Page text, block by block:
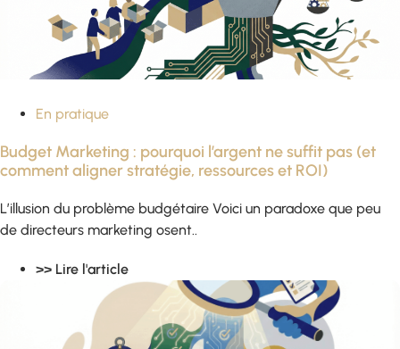
En pratique
Budget Marketing : pourquoi l’argent ne suffit pas (et
comment aligner stratégie, ressources et ROI)
L’illusion du problème budgétaire Voici un paradoxe que peu
de directeurs marketing osent..
>> Lire l'article